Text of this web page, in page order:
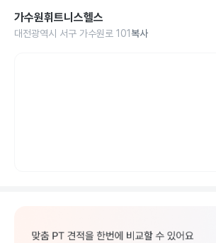
가수원휘트니스헬스
대전광역시 서구 가수원로 101 복사